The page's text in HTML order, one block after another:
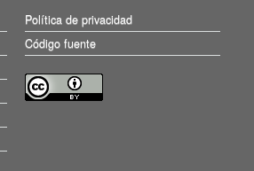
Política de privacidad
Código fuente